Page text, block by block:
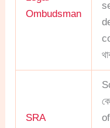
Ombudsman
SRA